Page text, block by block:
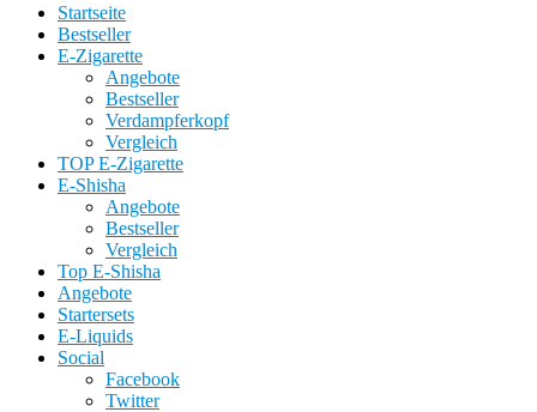
Startseite
Bestseller
E-Zigarette
Angebote
Bestseller
Verdampferkopf
Vergleich
TOP E-Zigarette
E-Shisha
Angebote
Bestseller
Vergleich
Top E-Shisha
Angebote
Startersets
E-Liquids
Social
Facebook
Twitter